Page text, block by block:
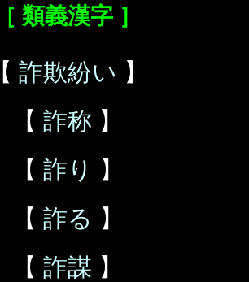
［ 類義漢字 ］
【 詐欺紛い 】
【 詐称 】
【 詐り
】
【 詐る 】
【 詐謀 】